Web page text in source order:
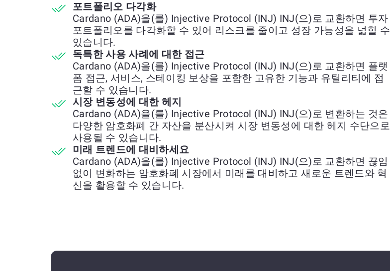
포트폴리오 다각화
Cardano (ADA)을(를) Injective Protocol (INJ) INJ(으)로 교환하면 투자
포트폴리오를 다각화할 수 있어 리스크를 줄이고 성장 가능성을 넓힐 수
있습니다.
독특한 사용 사례에 대한 접근
Cardano (ADA)을(를) Injective Protocol (INJ) INJ(으)로 교환하면 플랫
폼 접근, 서비스, 스테이킹 보상을 포함한 고유한 기능과 유틸리티에 접
근할 수 있습니다.
시장 변동성에 대한 헤지
Cardano (ADA)을(를) Injective Protocol (INJ) INJ(으)로 변환하는 것은
다양한 암호화폐 간 자산을 분산시켜 시장 변동성에 대한 헤지 수단으로
사용될 수 있습니다.
미래 트렌드에 대비하세요
Cardano (ADA)을(를) Injective Protocol (INJ) INJ(으)로 교환하면 끊임
없이 변화하는 암호화폐 시장에서 미래를 대비하고 새로운 트렌드와 혁
신을 활용할 수 있습니다.